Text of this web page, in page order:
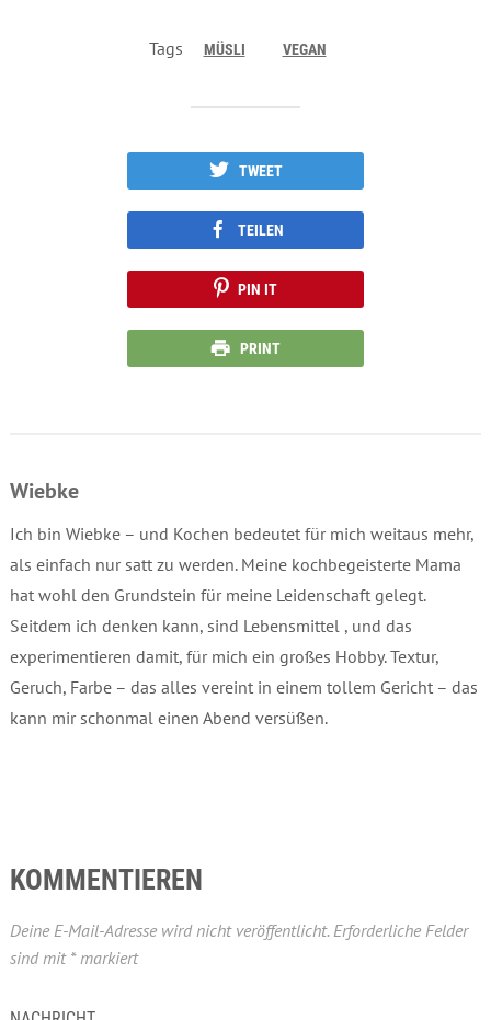
Tags MÜSLI VEGAN
TWEET
TEILEN
PIN IT
PRINT
Wiebke
Ich bin Wiebke – und Kochen bedeutet für mich weitaus mehr,
als einfach nur satt zu werden. Meine kochbegeisterte Mama
hat wohl den Grundstein für meine Leidenschaft gelegt.
Seitdem ich denken kann, sind Lebensmittel , und das
experimentieren damit, für mich ein großes Hobby. Textur,
Geruch, Farbe – das alles vereint in einem tollem Gericht – das
kann mir schonmal einen Abend versüßen.
KOMMENTIEREN
Deine E-Mail-Adresse wird nicht veröffentlicht. Erforderliche Felder
sind mit *markiert